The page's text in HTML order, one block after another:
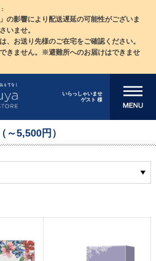
の影響により配送遅延の可能性がございま
いませ。
、お送り先様のご在宅をご確認ください。
きません。※避難所へのお届けはできませ
いらっしゃいませ
ゲスト 様
メニューを開
～5,500円）